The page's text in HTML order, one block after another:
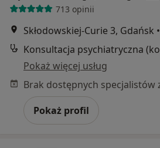
713 opinii
Skłodowskiej-Curie 3, Gdańsk •
Konsultacja psychiatryczna
Pokaż więcej usług
Pokaż profil